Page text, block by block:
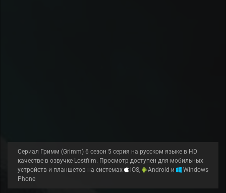
Сериал Гримм (Grimm) 6 сезон 5 серия на русском языке в HD
качестве в озвучке Lostfilm. Просмотр доступен для мобильных
устройств и планшетов на системах
iOS, Android и
Windows
Phone